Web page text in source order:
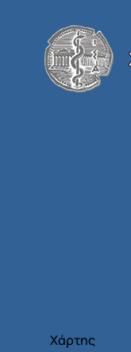
Χάρτης